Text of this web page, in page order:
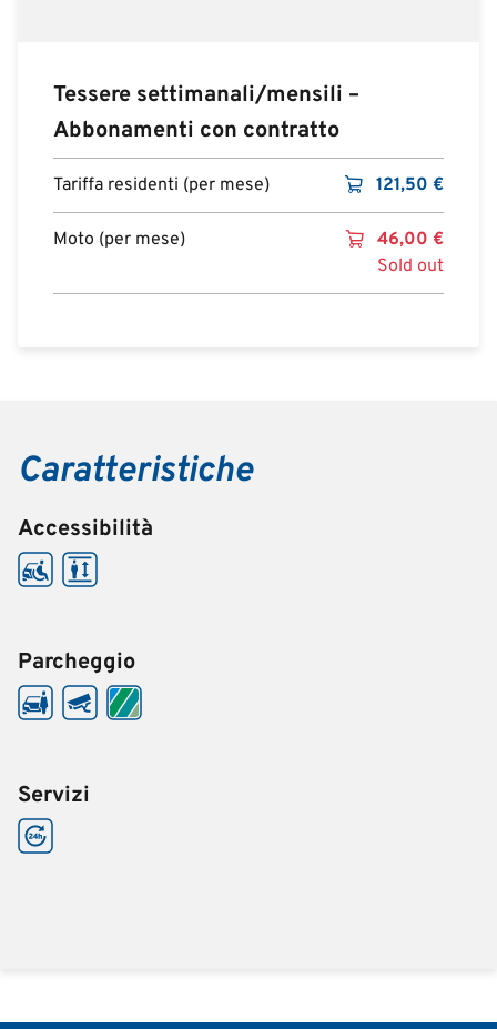
Tessere settimanali/mensili –
Abbonamenti con contratto
Tariffa residenti (per mese) 121,50 €
Moto (per mese) 46,00 €
Sold out
Caratteristiche
Accessibilità
Parcheggio
Servizi